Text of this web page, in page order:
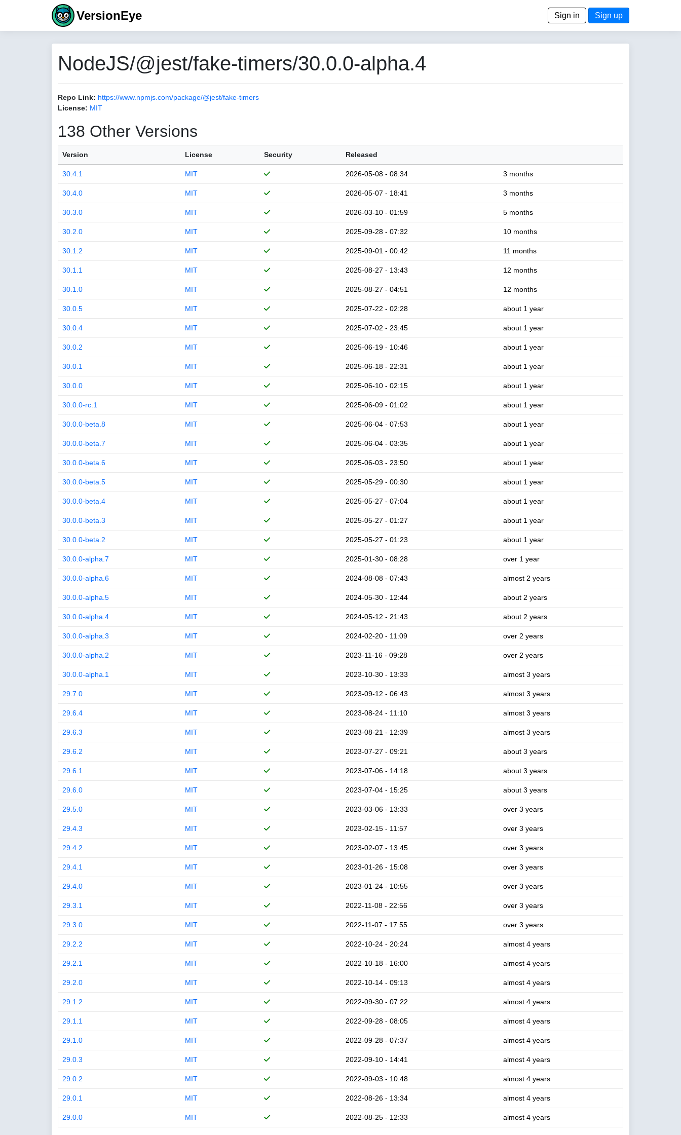
VersionEye Sign in Sign up
NodeJS/@jest/fake-timers/30.0.0-alpha.4
Repo Link: https://www.npmjs.com/package/@jest/fake-timers
License: MIT
138 Other Versions
Version License Security Released
30.4.1 MIT 2026-05-08 - 08:34 3 months
30.4.0 MIT 2026-05-07 - 18:41 3 months
30.3.0 MIT 2026-03-10 - 01:59 5 months
30.2.0 MIT 2025-09-28 - 07:32 10 months
30.1.2 MIT 2025-09-01 - 00:42 11 months
30.1.1 MIT 2025-08-27 - 13:43 12 months
30.1.0 MIT 2025-08-27 - 04:51 12 months
30.0.5 MIT 2025-07-22 - 02:28 about 1 year
30.0.4 MIT 2025-07-02 - 23:45 about 1 year
30.0.2 MIT 2025-06-19 - 10:46 about 1 year
30.0.1 MIT 2025-06-18 - 22:31 about 1 year
30.0.0 MIT 2025-06-10 - 02:15 about 1 year
30.0.0-rc.1 MIT 2025-06-09 - 01:02 about 1 year
30.0.0-beta.8 MIT 2025-06-04 - 07:53 about 1 year
30.0.0-beta.7 MIT 2025-06-04 - 03:35 about 1 year
30.0.0-beta.6 MIT 2025-06-03 - 23:50 about 1 year
30.0.0-beta.5 MIT 2025-05-29 - 00:30 about 1 year
30.0.0-beta.4 MIT 2025-05-27 - 07:04 about 1 year
30.0.0-beta.3 MIT 2025-05-27 - 01:27 about 1 year
30.0.0-beta.2 MIT 2025-05-27 - 01:23 about 1 year
30.0.0-alpha.7 MIT 2025-01-30 - 08:28 over 1 year
30.0.0-alpha.6 MIT 2024-08-08 - 07:43 almost 2 years
30.0.0-alpha.5 MIT 2024-05-30 - 12:44 about 2 years
30.0.0-alpha.4 MIT 2024-05-12 - 21:43 about 2 years
30.0.0-alpha.3 MIT 2024-02-20 - 11:09 over 2 years
30.0.0-alpha.2 MIT 2023-11-16 - 09:28 over 2 years
30.0.0-alpha.1 MIT 2023-10-30 - 13:33 almost 3 years
29.7.0 MIT 2023-09-12 - 06:43 almost 3 years
29.6.4 MIT 2023-08-24 - 11:10 almost 3 years
29.6.3 MIT 2023-08-21 - 12:39 almost 3 years
29.6.2 MIT 2023-07-27 - 09:21 about 3 years
29.6.1 MIT 2023-07-06 - 14:18 about 3 years
29.6.0 MIT 2023-07-04 - 15:25 about 3 years
29.5.0 MIT 2023-03-06 - 13:33 over 3 years
29.4.3 MIT 2023-02-15 - 11:57 over 3 years
29.4.2 MIT 2023-02-07 - 13:45 over 3 years
29.4.1 MIT 2023-01-26 - 15:08 over 3 years
29.4.0 MIT 2023-01-24 - 10:55 over 3 years
29.3.1 MIT 2022-11-08 - 22:56 over 3 years
29.3.0 MIT 2022-11-07 - 17:55 over 3 years
29.2.2 MIT 2022-10-24 - 20:24 almost 4 years
29.2.1 MIT 2022-10-18 - 16:00 almost 4 years
29.2.0 MIT 2022-10-14 - 09:13 almost 4 years
29.1.2 MIT 2022-09-30 - 07:22 almost 4 years
29.1.1 MIT 2022-09-28 - 08:05 almost 4 years
29.1.0 MIT 2022-09-28 - 07:37 almost 4 years
29.0.3 MIT 2022-09-10 - 14:41 almost 4 years
29.0.2 MIT 2022-09-03 - 10:48 almost 4 years
29.0.1 MIT 2022-08-26 - 13:34 almost 4 years
29.0.0 MIT 2022-08-25 - 12:33 almost 4 years